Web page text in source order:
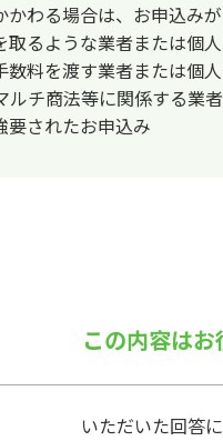
わる場合は、お申込みが
るような業者または個
料を渡す業者または個
チ商法等に関係する業
要されたお申込み
この内容は
いただいた回答